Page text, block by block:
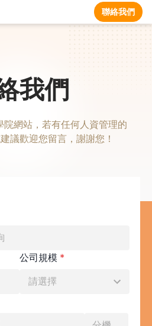
聯絡我們
我們
院網站，若有任何人資管理的
議歡迎您留言，謝謝您！
公司規模 *
請選擇